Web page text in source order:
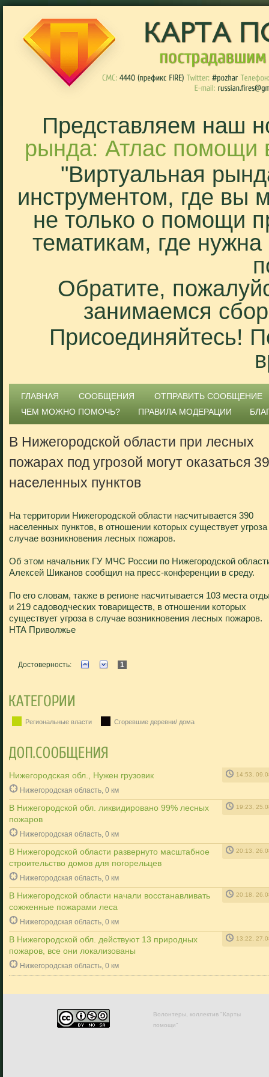
Представляем наш
рында: Атлас помощи
"Виртуальная
инструментом, где вы
не только о помощи
тематикам, где
Обратите,
занимаемся
Присоединяйтесь!
ГЛАВНАЯ СООБЩЕНИЯ
ОТПРАВИТЬ СООБЩЕНИЕ
ЧЕМ МОЖНО ПОМОЧЬ?
ПРАВИЛА МОДЕРАЦИИ
В Нижегородской области при лесных
пожарах под угрозой могут оказаться
населенных пунктов
На территории Нижегородской области насчитывается 390
населенных пунктов, в отношении которых существует угроза
случае возникновения лесных пожаров.
Об этом начальник ГУ МЧС России по Нижегородской
Алексей Шиканов сообщил на пресс-конференции в среду.
По его словам, также в регионе насчитывается 103 места
и 219 садоводческих товариществ, в отношении которых
существует угроза в случае возникновения лесных пожаров.
НТА Приволжье
Достоверность: 1
Региональные власти Сгоревшие деревни/ дома
Нижегородская обл., Нужен грузовик 14:53,
Нижегородская область, 0 км
В Нижегородской обл. ликвидировано 99% лесных
пожаров
19:23,
Нижегородская область, 0 км
В Нижегородской области развернуто масштабное
строительство домов для погорельцев
20:13,
Нижегородская область, 0 км
В Нижегородской области начали восстанавливать
сожженные пожарами леса
20:18,
Нижегородская область, 0 км
В Нижегородской обл. действуют 13 природных
пожаров, все они локализованы
13:22,
Нижегородская область, 0 км
Волонтеры, коллектив "Карты
помощи"